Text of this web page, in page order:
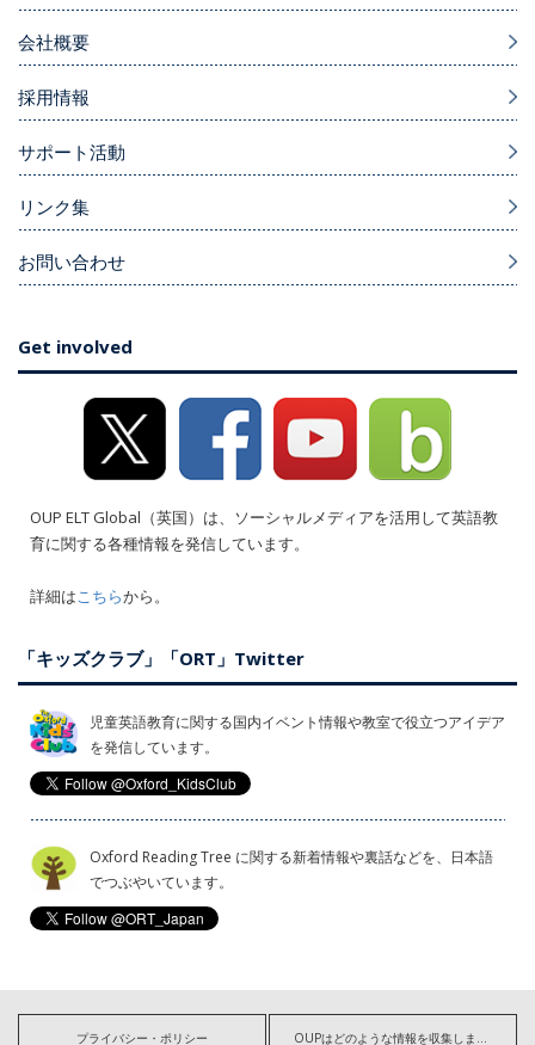
会社概要
採用情報
サポート活動
リンク集
お問い合わせ
Get involved
OUP ELT Global（英国）は、ソーシャルメディアを活用して英語教
育に関する各種情報を発信しています。
詳細はこちらから。
「キッズクラブ」「ORT」Twitter
児童英語教育に関する国内イベント情報や教室で役立つアイデア
を発信しています。
Oxford Reading Tree に関する新着情報や裏話などを、日本語
でつぶやいています。
プライバシー・ポリシー